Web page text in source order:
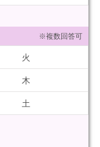
※複数回答可
火
木
土